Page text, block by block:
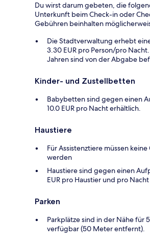
Du wirst darum gebeten, die
Unterkunft beim Check-in oder
Gebühren beinhalten
Die Stadtverwaltung erhebt
3.30 EUR pro Person/pro
Jahren sind von der Abgabe
Kinder- und Zustellbetten
Babybetten sind gegen einen
10.0 EUR pro Nacht erhältlich.
Haustiere
Für Assistenztiere müssen
werden
Haustiere sind gegen einen
EUR pro Haustier und pro
Parken
Parkplätze sind in der Nähe für
verfügbar (50 Meter entfernt).